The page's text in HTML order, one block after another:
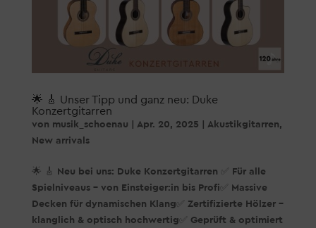
🌟 🎸 Unser Tipp und ganz neu: Duke
Konzertgitarren
von musik_schoenau Apr. 20, 2025 Akustikgitarren,
New arrivals
🌟 🎸 Neu bei uns: Duke Konzertgitarren ✅ Für alle
Spielniveaus – von Einsteiger:in bis Profi✅ Massive
Decken für dynamischen Klang✅ Zertifizierte Hölzer –
klanglich & optisch hochwertig✅ Geprüft & optimiert